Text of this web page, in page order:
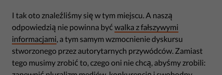
I tak oto znaleźliśmy się w tym miejscu. A naszą
odpowiedzią nie powinna być walka z fałszywymi
informacjami, a tym samym wzmocnienie dyskursu
stworzonego przez autorytarnych przywódców. Zamiast
tego musimy zrobić to, czego oni nie chcą, abyśmy zrobili: